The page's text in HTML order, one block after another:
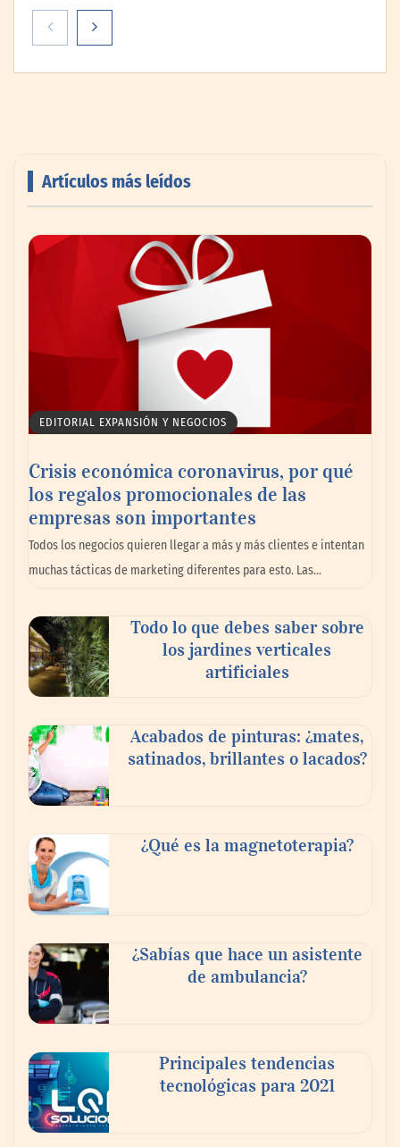
pisos deportivos para gimnasios en México
La llanta más cara puede ser la que menos
cuesta: Michelin lo demuestra ante notario
público
Paso a paso: ¿cómo prepararse para la
transición a la jornada de 40 horas? Guía
InfoBlock
Sierra de Guadalupe
La cartera vencida hipotecaria aumenta al
doble de velocidad que la cartera sana en
Artículos más leídos
EDITORIAL EXPANSIÓN Y NEGOCIOS
Crisis económica coronavirus, por qué
los regalos promocionales de las
empresas son importantes
Todos los negocios quieren llegar a más y más clientes e intentan
muchas tácticas de marketing diferentes para esto. Las…
Todo lo que debes saber sobre
los jardines verticales
artificiales
Acabados de pinturas: ¿mates,
satinados, brillantes o lacados?
¿Qué es la magnetoterapia?
¿Sabías que hace un asistente
de ambulancia?
Principales tendencias
tecnológicas para 2021